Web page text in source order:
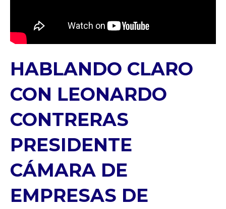
HABLANDO CLARO
CON LEONARDO
CONTRERAS
PRESIDENTE
CÁMARA DE
EMPRESAS DE